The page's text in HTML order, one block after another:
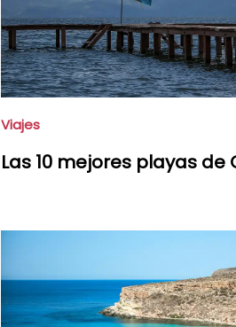
Viajes
Las 10 mejores playas